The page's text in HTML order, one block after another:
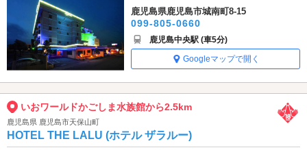
鹿児島県鹿児島市城南町8-15
099-805-0660
鹿児島中央駅 (車5分)
Googleマップで開く
いおワールドかごしま水族館から2.5km
鹿児島県 鹿児島市天保山町
HOTEL THE LALU (ホテル ザラルー)